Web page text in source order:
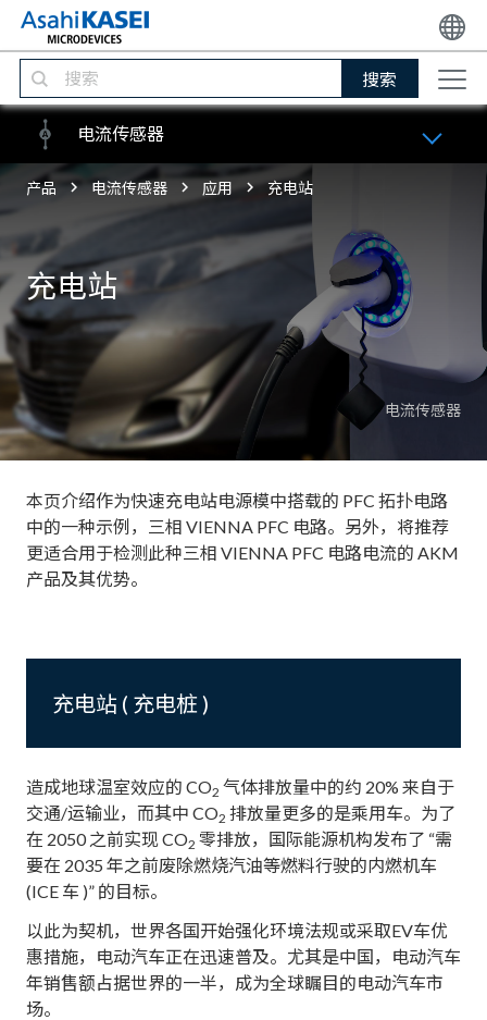
搜索
电流传感器
产品 电流传感器 应用 充电站
充电站
电流传感器
本页介绍作为快速充电站电源模中搭载的 PFC 拓扑电路
中的一种示例，三相 VIENNA PFC 电路。另外，将推荐
更适合用于检测此种三相 VIENNA PFC 电路电流的 AKM
产品及其优势。
充电站 ( 充电桩 )
造成地球温室效应的 CO2 气体排放量中的约 20% 来自于
交通/运输业，而其中 CO2 排放量更多的是乘用车。为了
在 2050 之前实现 CO2 零排放，国际能源机构发布了 “需
要在 2035 年之前废除燃烧汽油等燃料行驶的内燃机车
(ICE 车 )” 的目标。
以此为契机，世界各国开始强化环境法规或采取EV车优
惠措施，电动汽车正在迅速普及。尤其是中国，电动汽车
年销售额占据世界的一半，成为全球瞩目的电动汽车市
场。